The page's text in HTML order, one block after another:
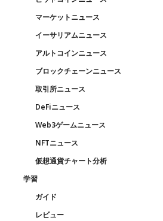
マーケットニュース
イーサリアムニュース
アルトコインニュース
ブロックチェーンニュース
取引所ニュース
DeFiニュース
Web3ゲームニュース
NFTニュース
仮想通貨チャート分析
学習
ガイド
レビュー